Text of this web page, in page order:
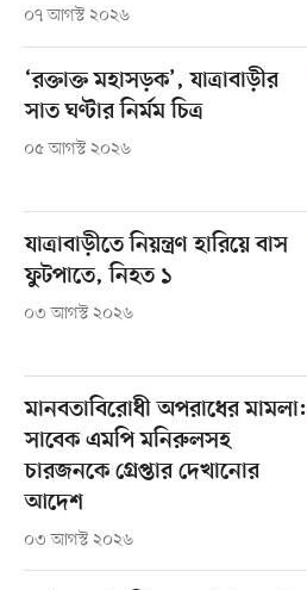
০৭ আগস্ট ২০২৬
‘রক্তাক্ত মহাসড়ক’, যাত্রাবাড়ীর
সাত ঘণ্টার নির্মম চিত্র
০৫ আগস্ট ২০২৬
যাত্রাবাড়ীতে নিয়ন্ত্রণ হারিয়ে বাস
ফুটপাতে, নিহত ১
০৩ আগস্ট ২০২৬
মানবতাবিরোধী অপরাধের মামলা:
সাবেক এমপি মনিরুলসহ
চারজনকে গ্রেপ্তার দেখানোর
আদেশ
০৩ আগস্ট ২০২৬